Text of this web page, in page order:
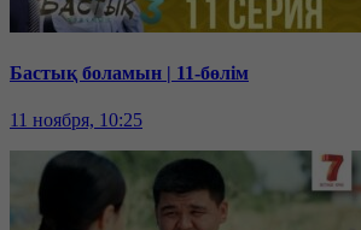
Бастық боламын | 11-бөлім
11 ноября, 10:25